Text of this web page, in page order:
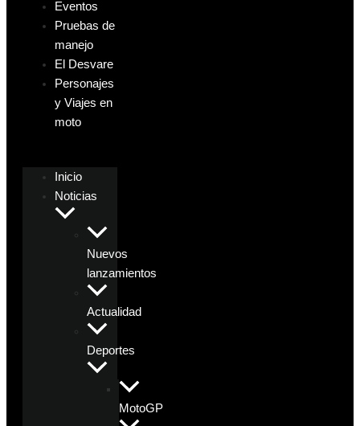
Eventos
Pruebas de
manejo
El Desvare
Personajes
y Viajes en
moto
Inicio
Noticias
Nuevos
lanzamientos
Actualidad
Deportes
MotoGP